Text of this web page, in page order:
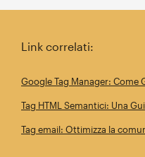
Link correlati:
Google Tag Manager: Come
Tag HTML Semantici: Una
Tag email: Ottimizza la